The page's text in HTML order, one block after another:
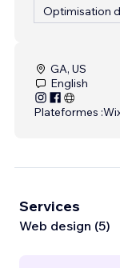
Optimisation
GA, US
English
Plateformes :
Services
Web design (5)